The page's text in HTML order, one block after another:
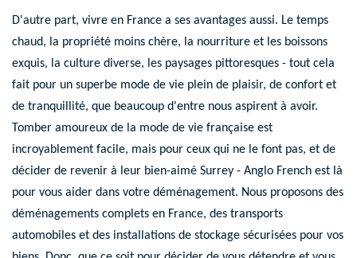
D'autre part, vivre en France a ses avantages aussi. Le temps
chaud, la propriété moins chère, la nourriture et les boissons
exquis, la culture diverse, les paysages pittoresques - tout cela
fait pour un superbe mode de vie plein de plaisir, de confort et
de tranquillité, que beaucoup d'entre nous aspirent à avoir.
Tomber amoureux de la mode de vie française est
incroyablement facile, mais pour ceux qui ne le font pas, et de
décider de revenir à leur bien-aimé Surrey - Anglo French est là
pour vous aider dans votre déménagement. Nous proposons des
déménagements complets en France, des transports
automobiles et des installations de stockage sécurisées pour vos